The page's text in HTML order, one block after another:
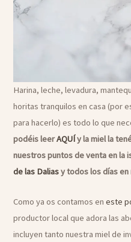
Harina, leche, levadura,
horitas tranquilos en casa (por
para hacerlo) es todo lo que
podéis leerAQUÍy la miel la
nuestros puntos de venta en la
de las Daliasy todos los días
Como ya os contamos eneste
productor local que adora las
incluyen tanto nuestra miel de